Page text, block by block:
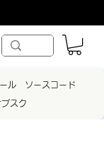
ル ソースコード
スク